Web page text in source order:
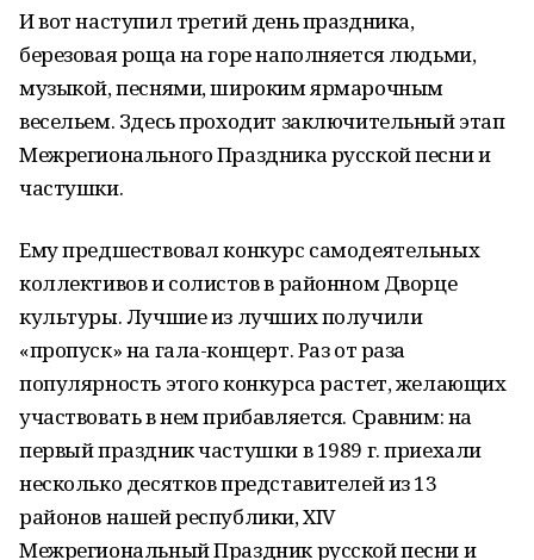
И вот наступил третий день праздника,
березовая роща на горе наполняется людьми,
музыкой, песнями, широким ярмарочным
весельем. Здесь проходит заключительный этап
Межрегионального Праздника русской песни и
частушки.
Ему предшествовал конкурс самодеятельных
коллективов и солистов в районном Дворце
культуры. Лучшие из лучших получили
«пропуск» на гала-концерт. Раз от раза
популярность этого конкурса растет, желающих
участвовать в нем прибавляется. Сравним: на
первый праздник частушки в 1989 г. приехали
несколько десятков представителей из 13
районов нашей республики, XIV
Межрегиональный Праздник русской песни и